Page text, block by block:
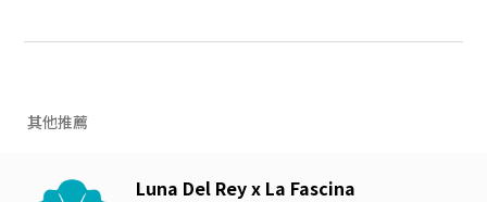
其他推薦
Luna Del Rey x La Fascina